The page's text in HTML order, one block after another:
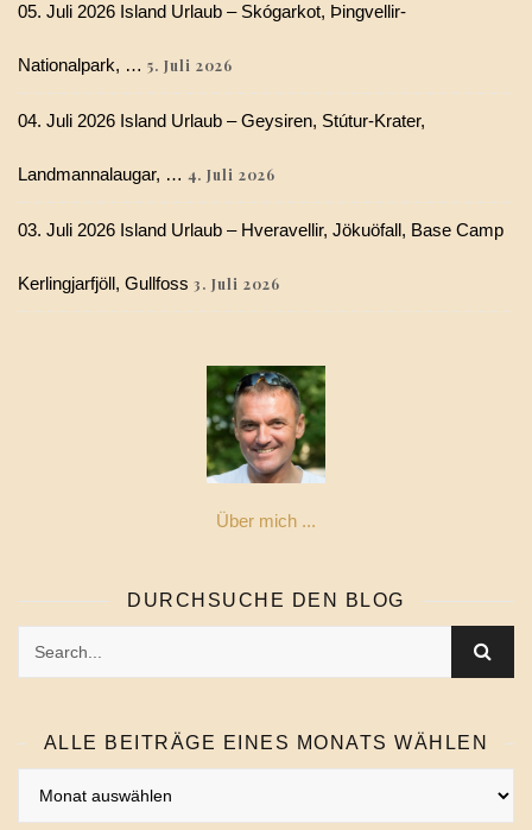
05. Juli 2026 Island Urlaub – Skógarkot, Þingvellir-
Nationalpark, … 5. Juli 2026
04. Juli 2026 Island Urlaub – Geysiren, Stútur-Krater,
Landmannalaugar, … 4. Juli 2026
03. Juli 2026 Island Urlaub – Hveravellir, Jökuöfall, Base Camp
Kerlingjarfjöll, Gullfoss 3. Juli 2026
Über mich ...
DURCHSUCHE DEN BLOG
ALLE BEITRÄGE EINES MONATS WÄHLEN